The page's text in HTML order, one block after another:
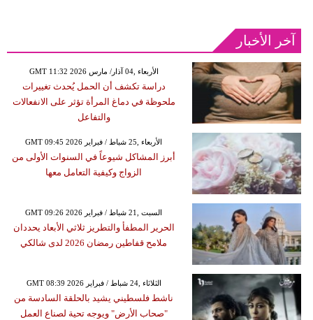
آخر الأخبار
GMT 11:32 2026 الأربعاء ,04 آذار/ مارس
دراسة تكشف أن الحمل يُحدث تغييرات
ملحوظة في دماغ المرأة تؤثر على الانفعالات
والتفاعل
GMT 09:45 2026 الأربعاء ,25 شباط / فبراير
أبرز المشاكل شيوعاً في السنوات الأولى من
الزواج وكيفية التعامل معها
GMT 09:26 2026 السبت ,21 شباط / فبراير
الحرير المطفأ والتطريز ثلاثي الأبعاد يحددان
ملامح قفاطين رمضان 2026 لدى شالكي
GMT 08:39 2026 الثلاثاء ,24 شباط / فبراير
ناشط فلسطيني يشيد بالحلقة السادسة من
"صحاب الأرض" ويوجه تحية لصناع العمل